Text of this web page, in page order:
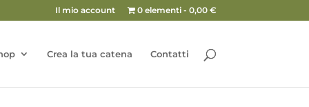
Il mio account 0 elementi 0,00 €
Crea la tua catena Contatti